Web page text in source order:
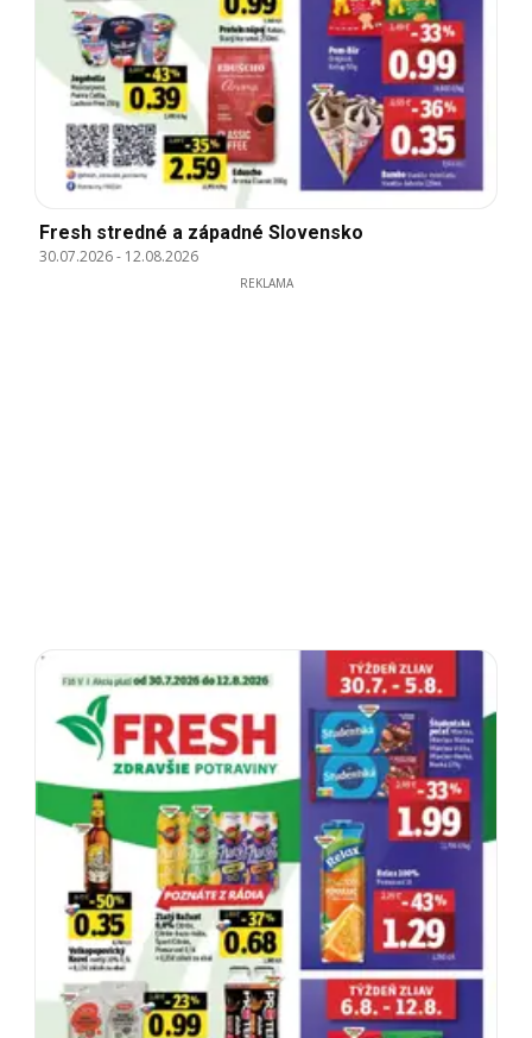
Fresh stredné a západné Slovensko
30.07.2026- 12.08.2026
REKLAMA